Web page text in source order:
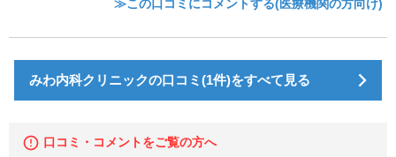
≫この口コミにコメントする(医療機関の方向け)
みわ内科クリニックの口コミ(1件)をすべて見る
口コミ・コメントをご覧の方へ